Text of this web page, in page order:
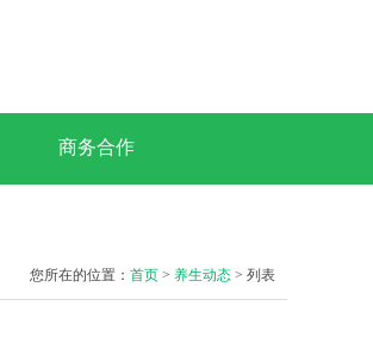
商务合作
您所在的位置： 首页 > 养生动态 > 列表